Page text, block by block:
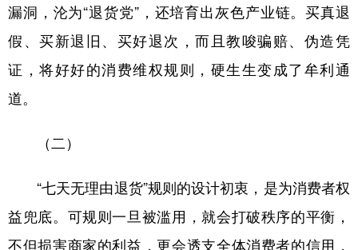
漏洞，沦为“退货党”，还培育出灰色产业链。买真退
假、买新退旧、买好退次，而且教唆骗赔、伪造凭
证，将好好的消费维权规则，硬生生变成了牟利通
道。
（二）
“七天无理由退货”规则的设计初衷，是为消费者权
益兜底。可规则一旦被滥用，就会打破秩序的平衡，
不但损害商家的利益，更会透支全体消费者的信用，